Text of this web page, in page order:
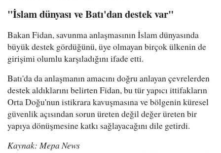
"İslam dünyası ve Batı'dan destek var"
Bakan Fidan, savunma anlaşmasının İslam dünyasında
büyük destek gördüğünü, üye olmayan birçok ülkenin de
girişimi olumlu karşıladığını ifade etti.
Batı'da da anlaşmanın amacını doğru anlayan çevrelerden
destek aldıklarını belirten Fidan, bu tür yapıcı ittifakların
Orta Doğu'nun istikrara kavuşmasına ve bölgenin küresel
güvenlik açısından sorun üreten değil değer üreten bir
yapıya dönüşmesine katkı sağlayacağını dile getirdi.
Kaynak: Mepa News